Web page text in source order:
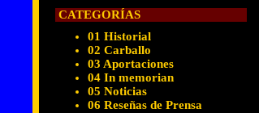
CATEGORÍAS
01 Historial
02 Carballo
03 Aportaciones
04 In memorian
05 Noticias
06 Reseñas de Prensa